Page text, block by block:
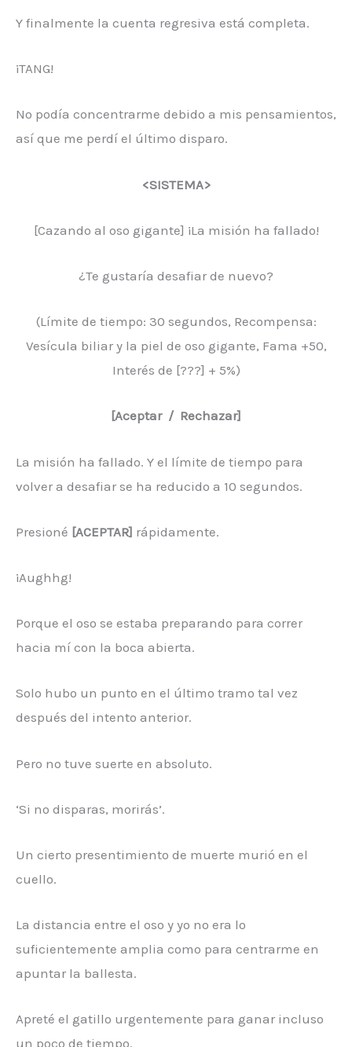
Y finalmente la cuenta regresiva está completa.
¡TANG!
No podía concentrarme debido a mis pensamientos,
así que me perdí el último disparo.
<SISTEMA>
[Cazando al oso gigante] ¡La misión ha fallado!
¿Te gustaría desafiar de nuevo?
(Límite de tiempo: 30 segundos, Recompensa:
Vesícula biliar y la piel de oso gigante, Fama +50,
Interés de [???] + 5%)
[Aceptar / Rechazar]
La misión ha fallado. Y el límite de tiempo para
volver a desafiar se ha reducido a 10 segundos.
Presioné [ACEPTAR] rápidamente.
¡Aughhg!
Porque el oso se estaba preparando para correr
hacia mí con la boca abierta.
Solo hubo un punto en el último tramo tal vez
después del intento anterior.
Pero no tuve suerte en absoluto.
‘Si no disparas, morirás’.
Un cierto presentimiento de muerte murió en el
cuello.
La distancia entre el oso y yo no era lo
suficientemente amplia como para centrarme en
apuntar la ballesta.
Apreté el gatillo urgentemente para ganar incluso
un poco de tiempo.